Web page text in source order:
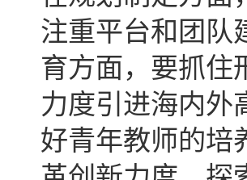
注重平台和团队
育方面，要抓住
力度引进海内外
好青年教师的培